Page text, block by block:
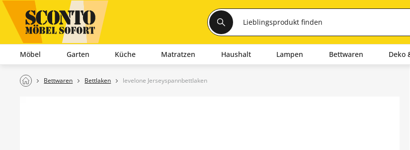
Möbel Garten Küche Matratzen Haushalt Lampen Bettwaren Deko
Bettwaren Bettlaken levelone Jerseyspannbettlaken